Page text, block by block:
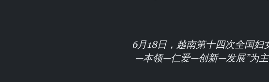
6月18日，越南第十四次全国
—本领—仁爱—创新—发展”为主